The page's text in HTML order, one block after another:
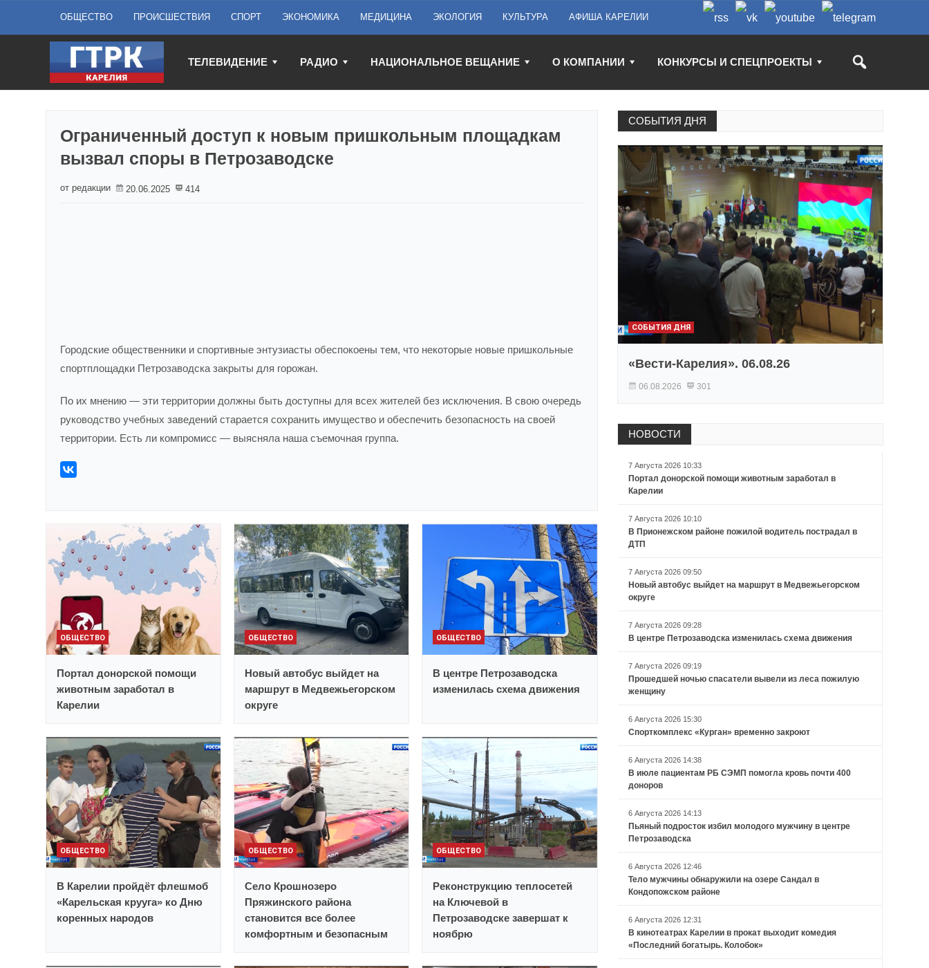
ОБЩЕСТВО ПРОИСШЕСТВИЯ СПОРТ ЭКОНОМИКА МЕДИЦИНА ЭКОЛОГИЯ КУЛЬТУРА АФИША КАРЕЛИИ
ТЕЛЕВИДЕНИЕ РАДИО НАЦИОНАЛЬНОЕ ВЕЩАНИЕ О КОМПАНИИ КОНКУРСЫ И СПЕЦПРОЕКТЫ
Ограниченный доступ к новым пришкольным площадкам
вызвал споры в Петрозаводске
от редакции 20.06.2025 414
Городские общественники и спортивные энтузиасты обеспокоены тем, что некоторые новые пришкольные
спортплощадки Петрозаводска закрыты для горожан.
По их мнению — эти территории должны быть доступны для всех жителей без исключения. В свою очередь
руководство учебных заведений старается сохранить имущество и обеспечить безопасность на своей
территории. Есть ли компромисс — выясняла наша съемочная группа.
ОБЩЕСТВО
Портал донорской помощи
животным заработал в
Карелии
ОБЩЕСТВО
Новый автобус выйдет на
маршрут в Медвежьегорском
округе
ОБЩЕСТВО
В центре Петрозаводска
изменилась схема движения
ОБЩЕСТВО
В Карелии пройдёт флешмоб
«Карельская крууга» ко Дню
коренных народов
ОБЩЕСТВО
Село Крошнозеро
Пряжинского района
становится все более
комфортным и безопасным
ОБЩЕСТВО
Реконструкцию теплосетей
на Ключевой в
Петрозаводске завершат к
ноябрю
СОБЫТИЯ ДНЯ
СОБЫТИЯ ДНЯ
«Вести-Карелия». 06.08.26
06.08.2026 301
НОВОСТИ
7 Августа 2026 10:33
Портал донорской помощи животным заработал в
Карелии
7 Августа 2026 10:10
В Прионежском районе пожилой водитель пострадал в
ДТП
7 Августа 2026 09:50
Новый автобус выйдет на маршрут в Медвежьегорском
округе
7 Августа 2026 09:28
В центре Петрозаводска изменилась схема движения
7 Августа 2026 09:19
Прошедшей ночью спасатели вывели из леса пожилую
женщину
6 Августа 2026 15:30
Спорткомплекс «Курган» временно закроют
6 Августа 2026 14:38
В июле пациентам РБ СЭМП помогла кровь почти 400
доноров
6 Августа 2026 14:13
Пьяный подросток избил молодого мужчину в центре
Петрозаводска
6 Августа 2026 12:46
Тело мужчины обнаружили на озере Сандал в
Кондопожском районе
6 Августа 2026 12:31
В кинотеатрах Карелии в прокат выходит комедия
«Последний богатырь. Колобок»